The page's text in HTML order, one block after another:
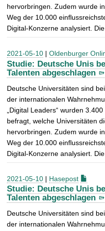
hervorbringen. Zudem wurde
Weg der 10.000
Digital-Konzerne analysiert.
2021-05-10 | Oldenburger
Studie: Deutsche Unis
Talenten abgeschlagen
Deutsche Universitäten sind
der internationalen
„Digital Leaders“ wurden
befragt, welche Universitäten
hervorbringen. Zudem wurde
Weg der 10.000
Digital-Konzerne analysiert.
2021-05-10 | Hasepost
Studie: Deutsche Unis
Talenten abgeschlagen
Deutsche Universitäten sind
der internationalen